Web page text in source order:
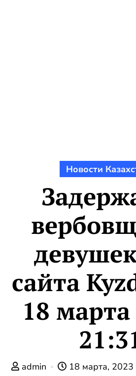
Новости
сайта
18
admin 18 марта, 2023